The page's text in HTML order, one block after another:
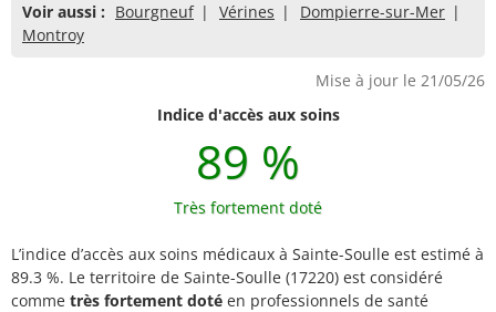
Voir aussi : Bourgneuf Vérines
Dompierre-sur-Mer
Montroy
Mise à jour le 21/05/26
Indice d'accès aux soins
89 %
Très fortement doté
L’indice d’accès aux soins médicaux à Sainte-Soulle est estimé à
89.3 %. Le territoire de Sainte-Soulle (17220) est considéré
comme très fortement doté en professionnels de santé